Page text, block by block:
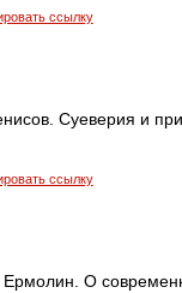
ссылку
Суеверия и
ссылку
О